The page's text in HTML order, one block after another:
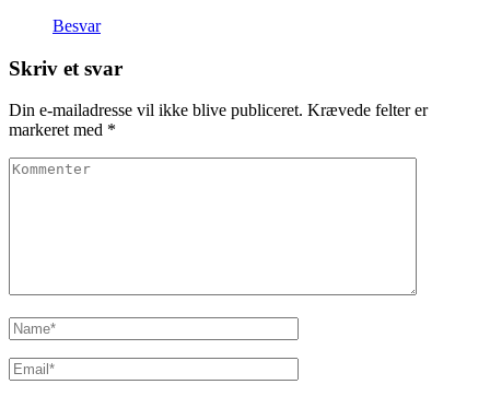
Besvar
Skriv et svar
Din e-mailadresse vil ikke blive publiceret. Krævede felter er
markeret med *
Kommenter
Name*
Email*